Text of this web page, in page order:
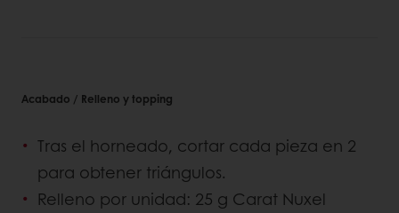
Acabado / Relleno y topping
Tras el horneado, cortar cada pieza en 2
para obtener triángulos.
Relleno por unidad: 25 g Carat Nuxel